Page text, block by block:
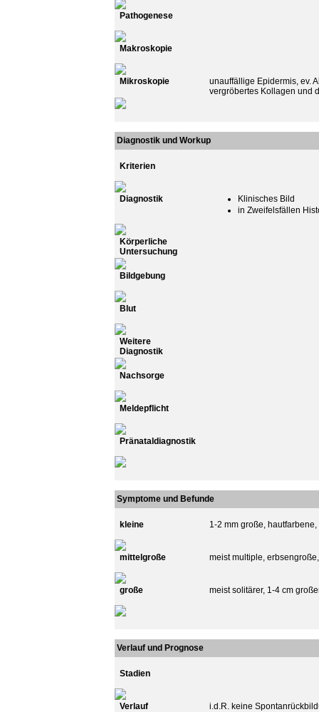
Pathogenese
Makroskopie
Mikroskopie
unauffällige Epidermis, ev.
vergröbertes Kollagen und
Diagnostik und Workup
Kriterien
Diagnostik
Klinisches Bild
in Zweifelsfällen
Körperliche
Untersuchung
Bildgebung
Blut
Weitere
Diagnostik
Nachsorge
Meldepflicht
Pränataldiagnostik
Symptome und Befunde
kleine 1-2 mm große,
mittelgroße meist multiple,
große meist solitärer, 1-4 cm
Verlauf und Prognose
Stadien
Verlauf i.d.R. keine